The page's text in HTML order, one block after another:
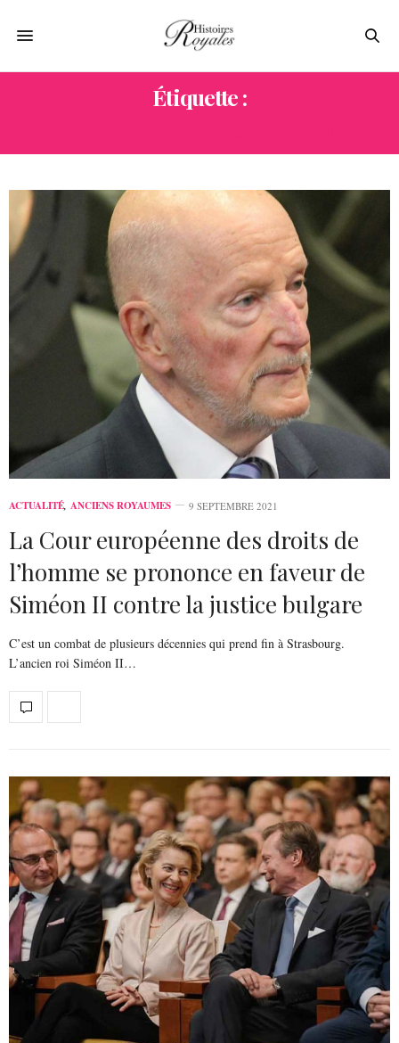
Étiquette :
ACTUALITÉ, ANCIENS ROYAUMES 9 SEPTEMBRE 2021
La Cour européenne des droits de
l’homme se prononce en faveur de
Siméon II contre la justice bulgare
C’est un combat de plusieurs décennies qui prend fin à Strasbourg.
L’ancien roi Siméon II…